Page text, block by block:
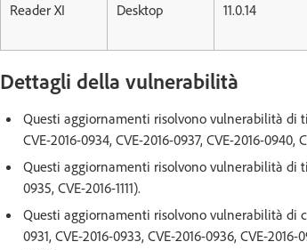
Reader XI Desktop 11.0.14
Dettagli della vulnerabilità
Questi aggiornamenti risolvono vulnerabilità di
CVE-2016-0934, CVE-2016-0937, CVE-2016-0940,
Questi aggiornamenti risolvono vulnerabilità di
0935, CVE-2016-1111).
Questi aggiornamenti risolvono vulnerabilità di
0931, CVE-2016-0933, CVE-2016-0936, CVE-